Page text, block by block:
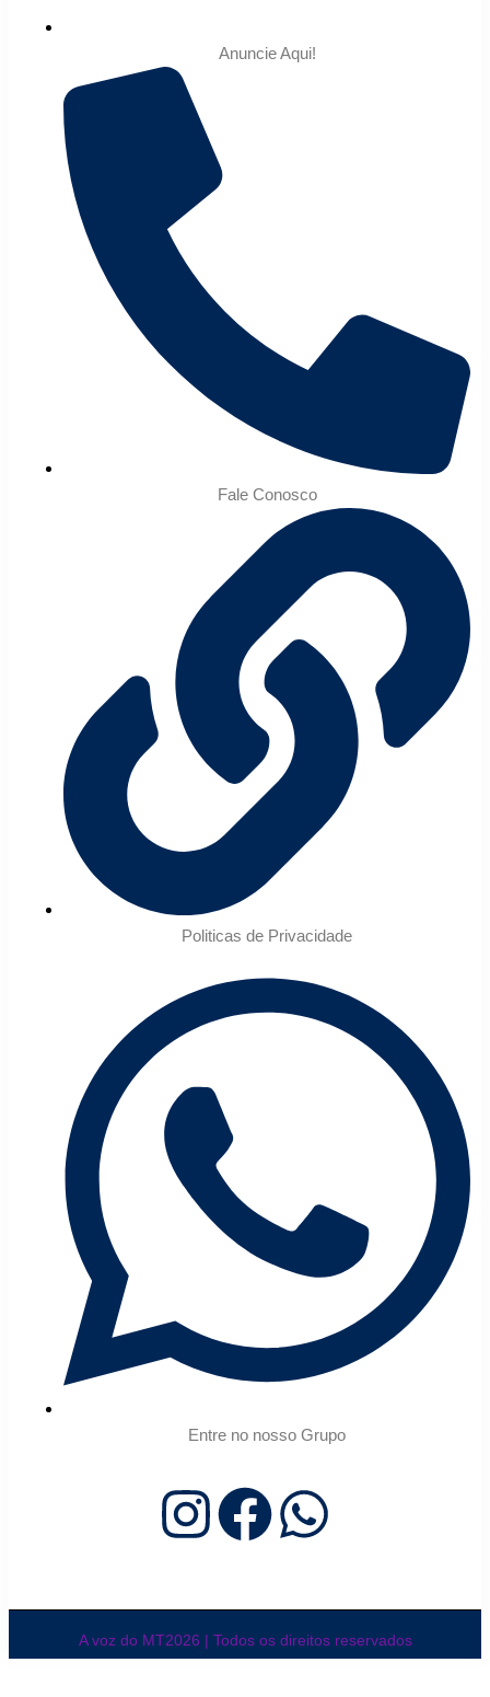
Anuncie Aqui!
Fale Conosco
Politicas de Privacidade
Entre no nosso Grupo
A voz do MT2026 | Todos os direitos reservados